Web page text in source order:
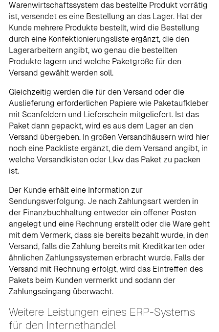
Warenwirtschaftssystem das bestellte Produkt vorrätig
ist, versendet es eine Bestellung an das Lager. Hat der
Kunde mehrere Produkte bestellt, wird die Bestellung
durch eine Konfektionierungsliste ergänzt, die den
Lagerarbeitern angibt, wo genau die bestellten
Produkte lagern und welche Paketgröße für den
Versand gewählt werden soll.
Gleichzeitig werden die für den Versand oder die
Auslieferung erforderlichen Papiere wie Paketaufkleber
mit Scanfeldern und Lieferschein mitgeliefert. Ist das
Paket dann gepackt, wird es aus dem Lager an den
Versand übergeben. In großen Versandhäusern wird hier
noch eine Packliste ergänzt, die dem Versand angibt, in
welche Versandkisten oder Lkw das Paket zu packen
ist.
Der Kunde erhält eine Information zur
Sendungsverfolgung. Je nach Zahlungsart werden in
der Finanzbuchhaltung entweder ein offener Posten
angelegt und eine Rechnung erstellt oder die Ware geht
mit dem Vermerk, dass sie bereits bezahlt wurde, in den
Versand, falls die Zahlung bereits mit Kreditkarten oder
ähnlichen Zahlungssystemen erbracht wurde. Falls der
Versand mit Rechnung erfolgt, wird das Eintreffen des
Pakets beim Kunden vermerkt und sodann der
Zahlungseingang überwacht.
Weitere Leistungen eines ERP-Systems
für den Internethandel